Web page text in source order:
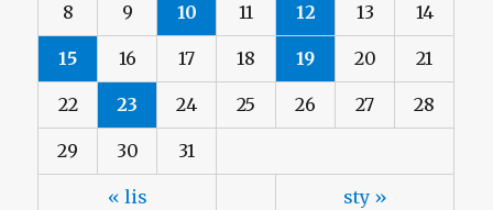
« lis sty »
8 9 10 11 12 13 14
15 16 17 18 19 20 21
22 23 24 25 26 27 28
29 30 31